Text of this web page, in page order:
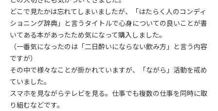
どこで見たかは忘れてしまいましたが、「はたらく人のコンディ
ショニング辞典」と言うタイトルで心身についての良いことが書
いてある本があったため気になって購入しました。
（一番気になったのは「二日酔いにならない飲み方」と言う内容
ですが）
その中で様々なことが掛かれていますが、「ながら」活動を戒め
ていました。
スマホを見ながらテレビを見る。仕事でも複数の仕事を同時に取
り組むなどです。